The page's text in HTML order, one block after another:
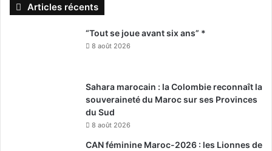
Articles récents
“Tout se joue avant six ans” *
8 août 2026
Sahara marocain : la Colombie reconnaît la
souveraineté du Maroc sur ses Provinces
du Sud
8 août 2026
CAN féminine Maroc-2026 : les Lionnes de